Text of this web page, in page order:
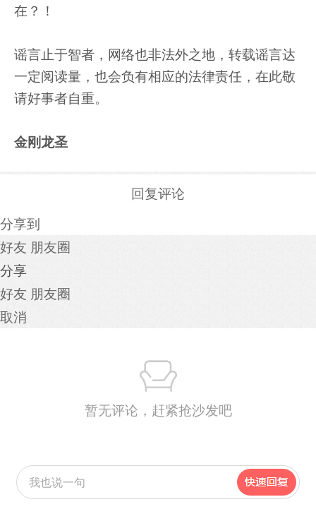
在？！
谣言止于智者，网络也非法外之地，转载谣言达
一定阅读量，也会负有相应的法律责任，在此敬
请好事者自重。
金刚龙圣
回复评论
分享到
好友 朋友圈
分享
好友 朋友圈
取消
暂无评论，赶紧抢沙发吧